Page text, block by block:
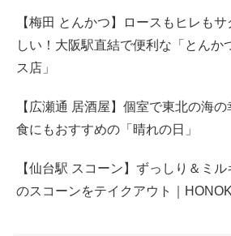
【梅田 とんかつ】ロースもヒレも
しい！大阪駅直結で便利な「とんか
ス店」
【広瀬通 居酒屋】個室で東北の海
食にもおすすめの「晴れの日」
【仙台駅 スコーン】ずっしり＆ミ
のスコーンをテイクアウト｜